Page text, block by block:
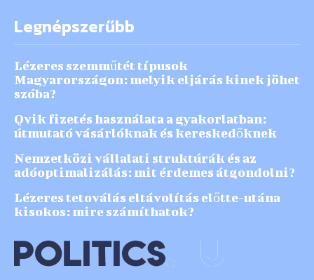
Legnépszerűbb
Lézeres szemműtét típusok
Magyarországon: melyik eljárás kinek jöhet
szóba?
Qvik fizetés használata a gyakorlatban:
útmutató vásárlóknak és kereskedőknek
Nemzetközi vállalati struktúrák és az
adóoptimalizálás: mit érdemes átgondolni?
Lézeres tetoválás eltávolítás előtte-utána
kisokos: mire számíthatok?